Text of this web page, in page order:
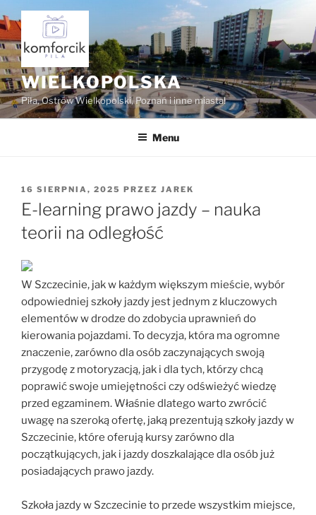
Przejdź
do
treści
WIELKOPOLSKA
Piła, Ostrów Wielkopolski, Poznań i inne miasta!
Menu
OPUBLIKOWANE
W
16 SIERPNIA, 2025 PRZEZ JAREK
E-learning prawo jazdy – nauka
teorii na odległość
W Szczecinie, jak w każdym większym mieście, wybór
odpowiedniej szkoły jazdy jest jednym z kluczowych
elementów w drodze do zdobycia uprawnień do
kierowania pojazdami. To decyzja, która ma ogromne
znaczenie, zarówno dla osób zaczynających swoją
przygodę z motoryzacją, jak i dla tych, którzy chcą
poprawić swoje umiejętności czy odświeżyć wiedzę
przed egzaminem. Właśnie dlatego warto zwrócić
uwagę na szeroką ofertę, jaką prezentują szkoły jazdy w
Szczecinie, które oferują kursy zarówno dla
początkujących, jak i jazdy doszkalające dla osób już
posiadających prawo jazdy.
Szkoła jazdy w Szczecinie to przede wszystkim miejsce,